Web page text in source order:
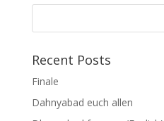
Suchen
Recent Posts
Finale
Dahnyabad euch allen